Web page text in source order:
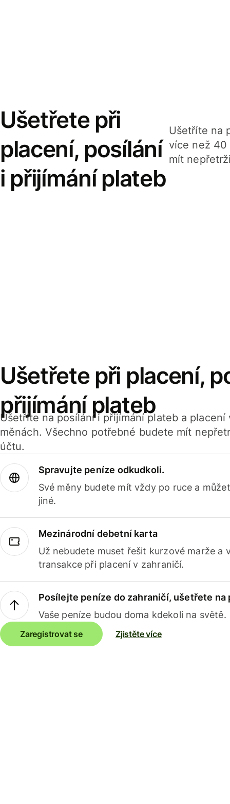
Ušetřete při
placení, posílání
i přijímání plateb
Ušetříte na
více než 40
mít
Ušetřete při placení,
přijímání plateb
Ušetříte na posílání i přijímání plateb a
měnách. Všechno potřebné budete mít
účtu.
Spravujte peníze odkudkoli.
Své měny budete mít vždy po ruce a
jiné.
Mezinárodní debetní karta
Už nebudete muset řešit kurzové marže a
transakce při placení v zahraničí.
Posílejte peníze do zahraničí, ušetřete na
Vaše peníze budou doma kdekoli na světě.
Zaregistrovat se Zjistěte více